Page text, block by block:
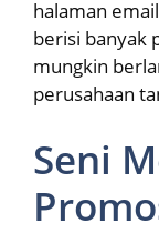
halaman
berisi banyak
mungkin
perusahaan
Seni